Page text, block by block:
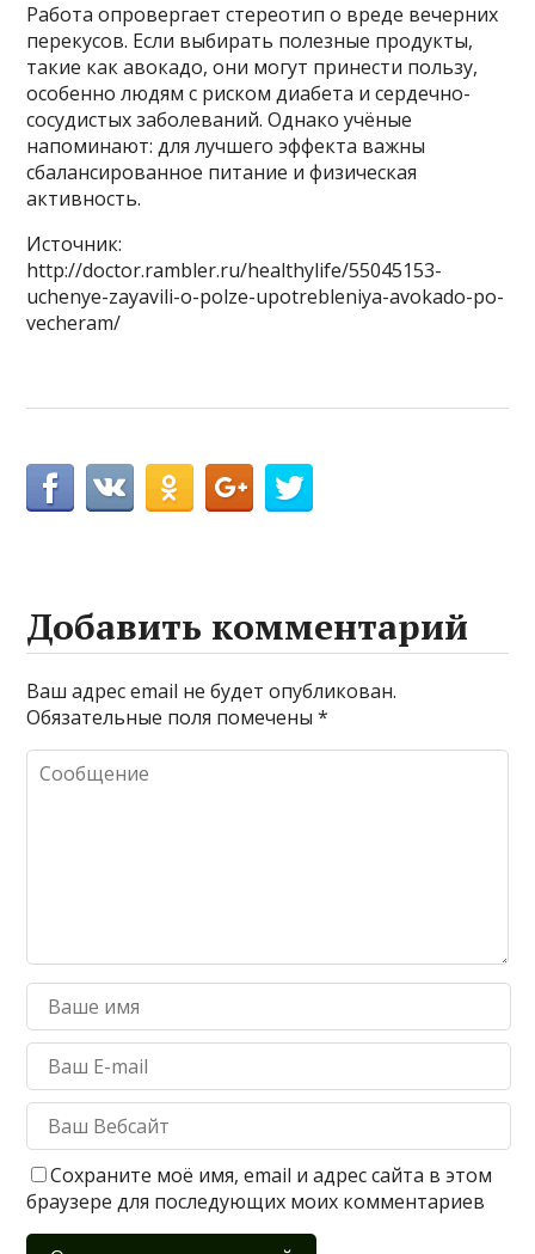
Работа опровергает стереотип о вреде вечерних
перекусов. Если выбирать полезные продукты,
такие как авокадо, они могут принести пользу,
особенно людям с риском диабета и сердечно-
сосудистых заболеваний. Однако учёные
напоминают: для лучшего эффекта важны
сбалансированное питание и физическая
активность.
Источник:
http://doctor.rambler.ru/healthylife/55045153-
uchenye-zayavili-o-polze-upotrebleniya-avokado-po-
vecheram/
Добавить комментарий
Ваш адрес email не будет опубликован.
Обязательные поля помечены*
Сохраните моё имя, email и адрес сайта в этом
браузере для последующих моих комментариев